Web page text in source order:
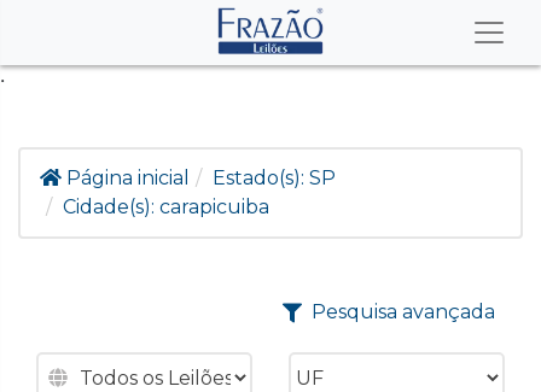
.
Página inicial Estado(s): SP
Cidade(s): carapicuiba
Pesquisa avançada